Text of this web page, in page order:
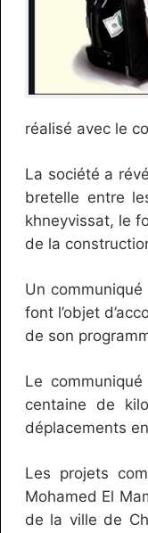
réalisé avec le
La société a
bretelle entre
khneyvissat, le
de la
Un
font l’objet
de son
Le
centaine de
déplacements
Les projets
Mohamed El
de la ville de